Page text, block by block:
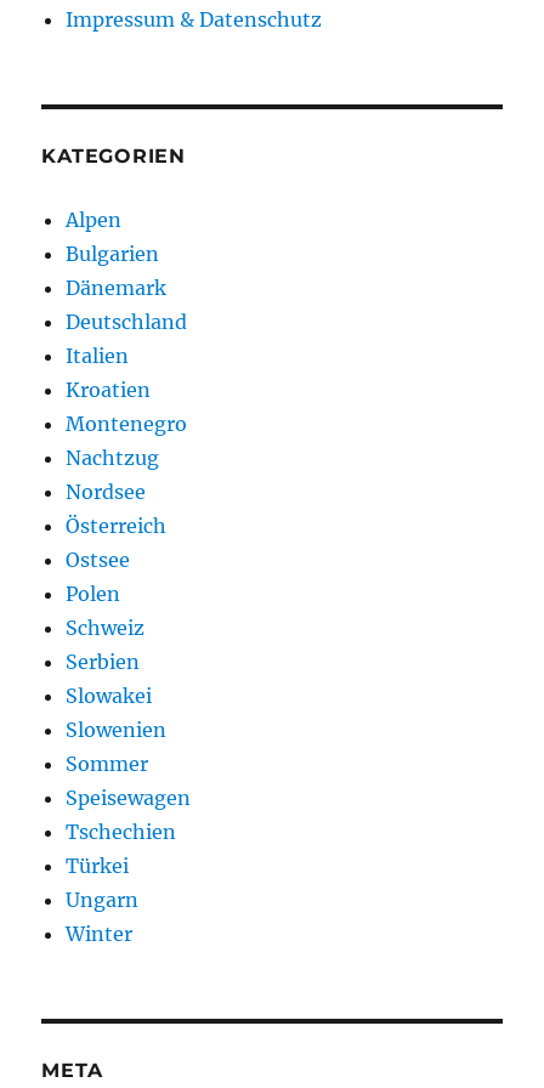
Impressum & Datenschutz
KATEGORIEN
Alpen
Bulgarien
Dänemark
Deutschland
Italien
Kroatien
Montenegro
Nachtzug
Nordsee
Österreich
Ostsee
Polen
Schweiz
Serbien
Slowakei
Slowenien
Sommer
Speisewagen
Tschechien
Türkei
Ungarn
Winter
META